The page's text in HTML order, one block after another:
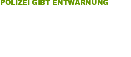
POLIZEI GIBT ENTWARNUNG